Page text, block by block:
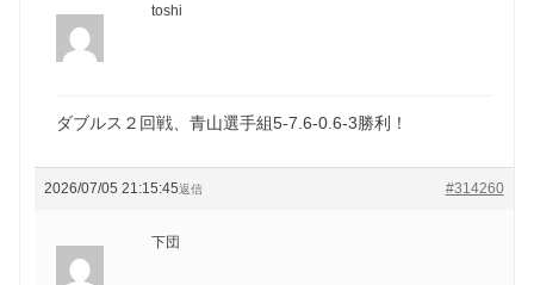
toshi
ダブルス２回戦、青山選手組5-7.6-0.6-3勝利！
2026/07/05 21:15:45 #314260
返信
下団